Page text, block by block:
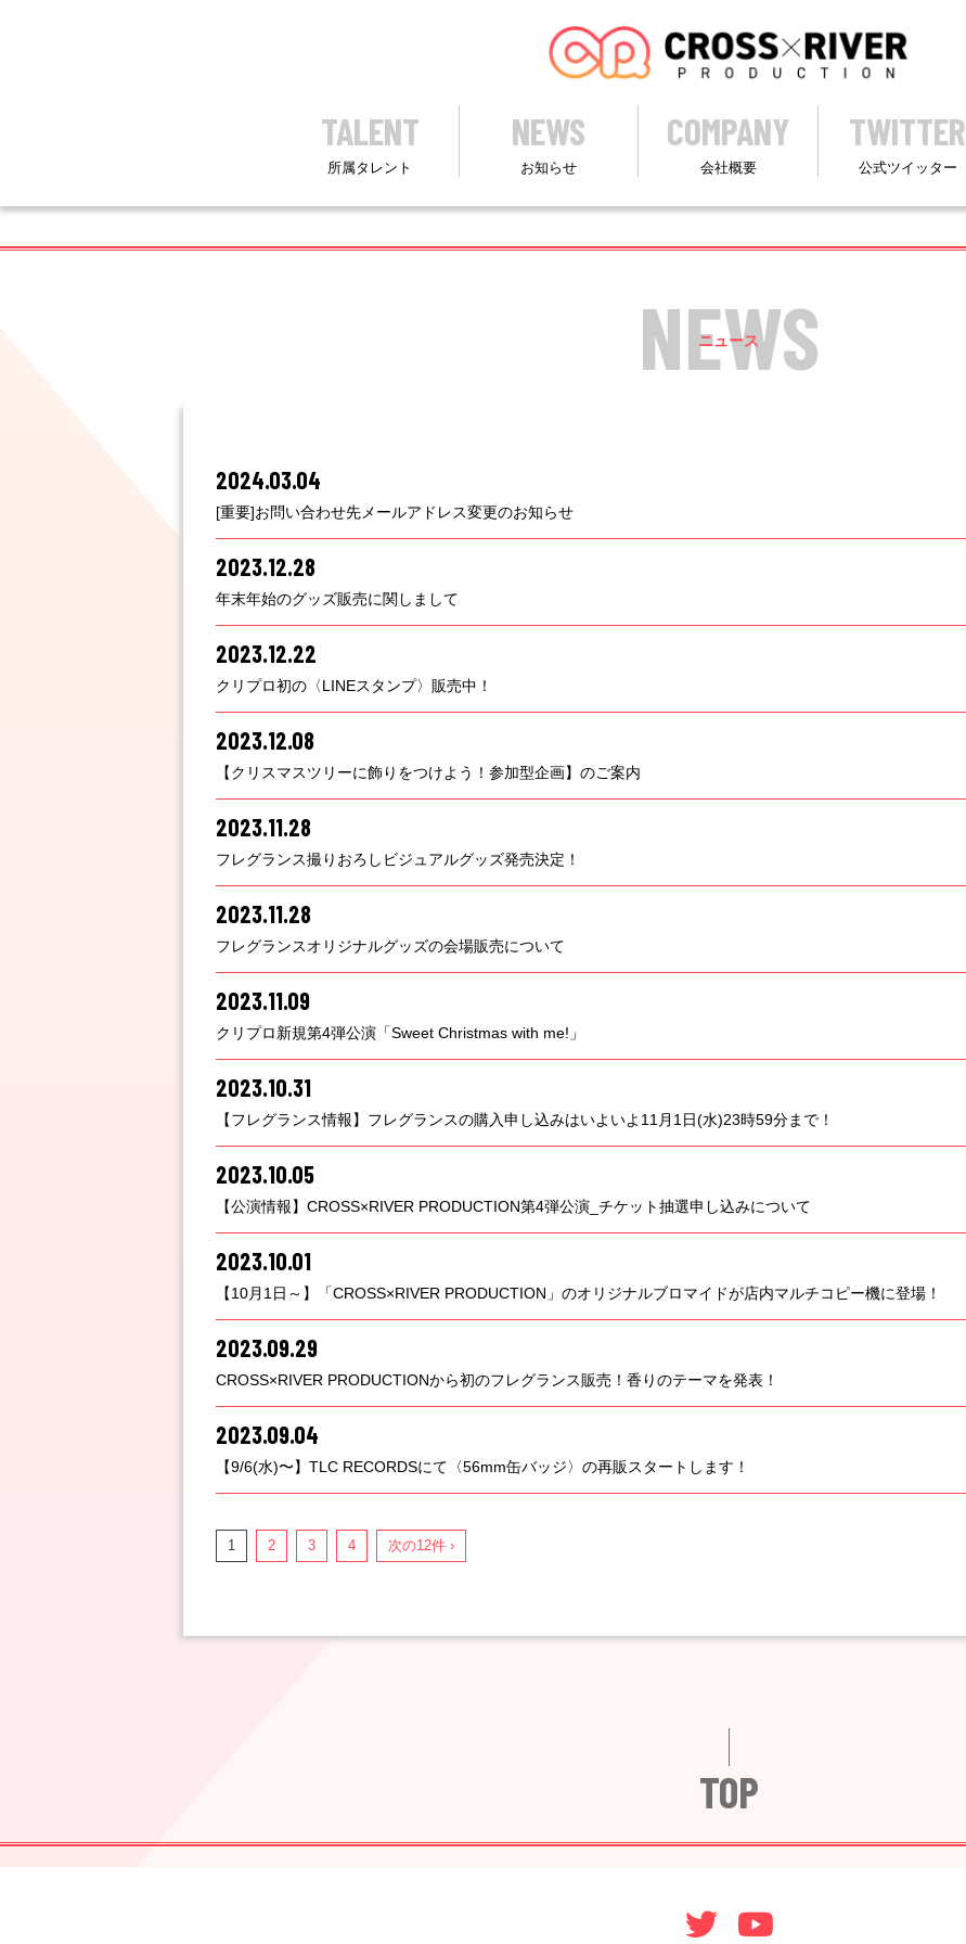
TALENT
所属タレント
NEWS
お知らせ
COMPANY
会社概要
TWITTER
公式ツイッター
NEWS
ニュース
2024.03.04
[重要]お問い合わせ先メールアドレス変更のお知らせ
2023.12.28
年末年始のグッズ販売に関しまして
2023.12.22
クリプロ初の〈LINEスタンプ〉販売中！
2023.12.08
【クリスマスツリーに飾りをつけよう！参加型企画​】のご案内
2023.11.28
フレグランス撮りおろしビジュアルグッズ発売決定！
2023.11.28
フレグランスオリジナルグッズの会場販売について
2023.11.09
クリプロ新規第4弾公演「Sweet Christmas with me!」
2023.10.31
【フレグランス情報】フレグランスの購入申し込みはいよいよ11月1日(水)23時59分まで！
2023.10.05
【公演情報】CROSS×RIVER PRODUCTION第4弾公演_チケット抽選申し込みについて
2023.10.01
【10月1日～】「CROSS×RIVER PRODUCTION」のオリジナルブロマイドが店内マルチコピー機に登場！
2023.09.29
CROSS×RIVER PRODUCTIONから初のフレグランス販売！香りのテーマを発表！
2023.09.04
【9/6(水)〜】TLC RECORDSにて〈56mm缶バッジ〉の再販スタートします！
1 2 3 4 次の12件 ›
TOP